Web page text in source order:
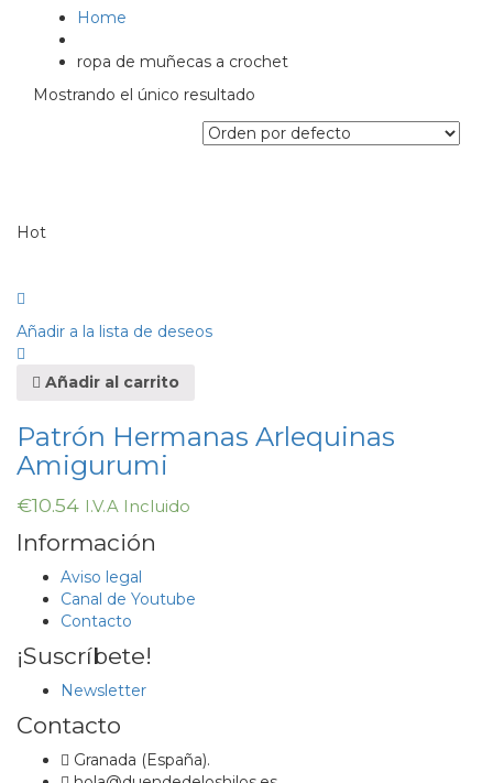
Home
ropa de muñecas a crochet
Mostrando el único resultado
Hot
Añadir a la lista de deseos
Añadir al carrito
Patrón Hermanas Arlequinas
Amigurumi
€10.54 I.V.A Incluido
Información
Aviso legal
Canal de Youtube
Contacto
¡Suscríbete!
Newsletter
Contacto
Granada (España).